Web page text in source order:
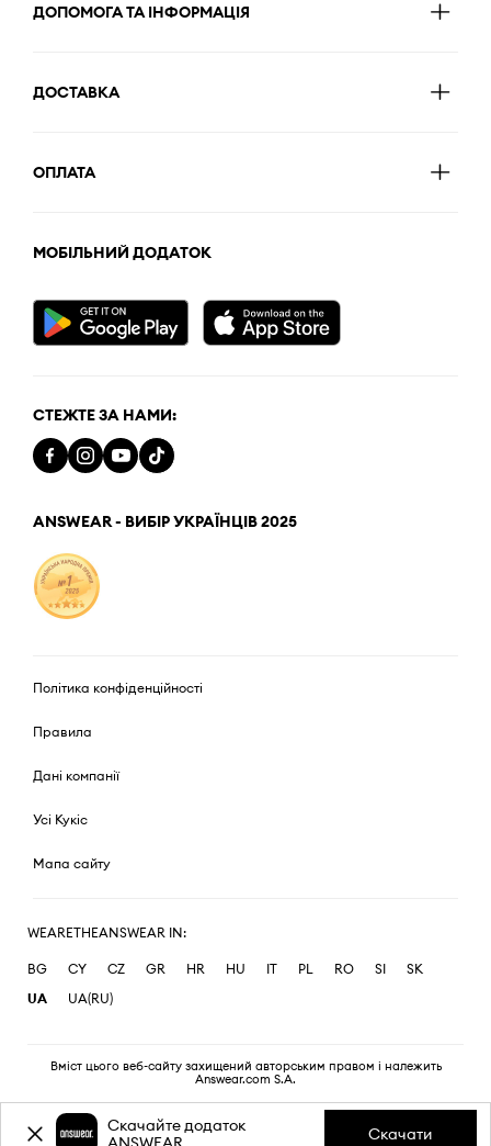
ДОПОМОГА ТА ІНФОРМАЦІЯ
ДОСТАВКА
ОПЛАТА
МОБІЛЬНИЙ ДОДАТОК
СТЕЖТЕ ЗА НАМИ:
ANSWEAR - ВИБІР УКРАЇНЦІВ 2025
Політика конфіденційності
Правила
Дані компанії
Усі Кукіс
Мапа сайту
WEARETHEANSWEAR IN:
BG CY CZ GR HR HU IT PL RO SI
SK
UA
UA(RU)
Вміст цього веб-сайту захищений авторським правом і належить
Answear.com S.A.
Скачайте додаток
Скачати